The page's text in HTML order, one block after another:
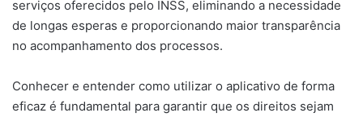
serviços oferecidos pelo INSS, eliminando a necessidade
de longas esperas e proporcionando maior transparência
no acompanhamento dos processos.
Conhecer e entender como utilizar o aplicativo de forma
eficaz é fundamental para garantir que os direitos sejam